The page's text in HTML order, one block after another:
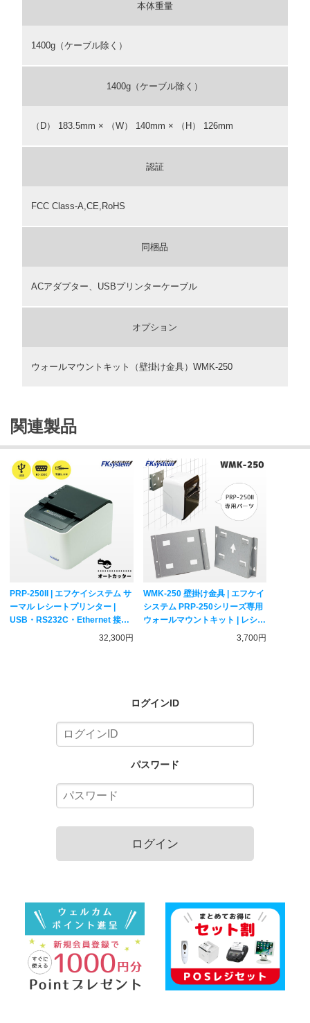
本体重量
1400g（ケーブル除く）
1400g（ケーブル除く）
（D） 183.5mm × （W） 140mm × （H） 126mm
認証
FCC Class-A,CE,RoHS
同梱品
ACアダプター、USBプリンターケーブル
オプション
ウォールマウントキット（壁掛け金具）WMK-250
関連製品
PRP-250II | エフケイシステム サ
ーマル レシートプリンター |
USB・RS232C・Ethernet 接続
32,300円
WMK-250 壁掛け金具 | エフケイ
システム PRP-250シリーズ専用
ウォールマウントキット | レシー
トプリンター用オプション
3,700円
ログインID
パスワード
ログイン